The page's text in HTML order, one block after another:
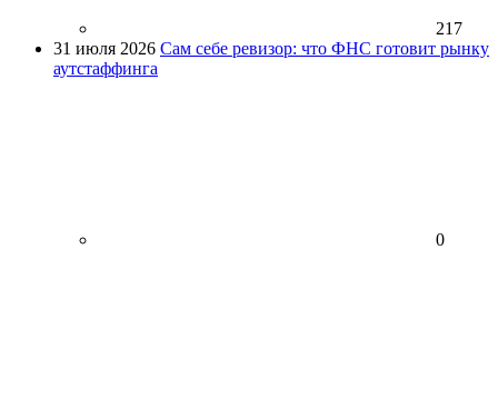
217
31 июля 2026 Сам себе ревизор: что ФНС готовит рынку
аутстаффинга
0